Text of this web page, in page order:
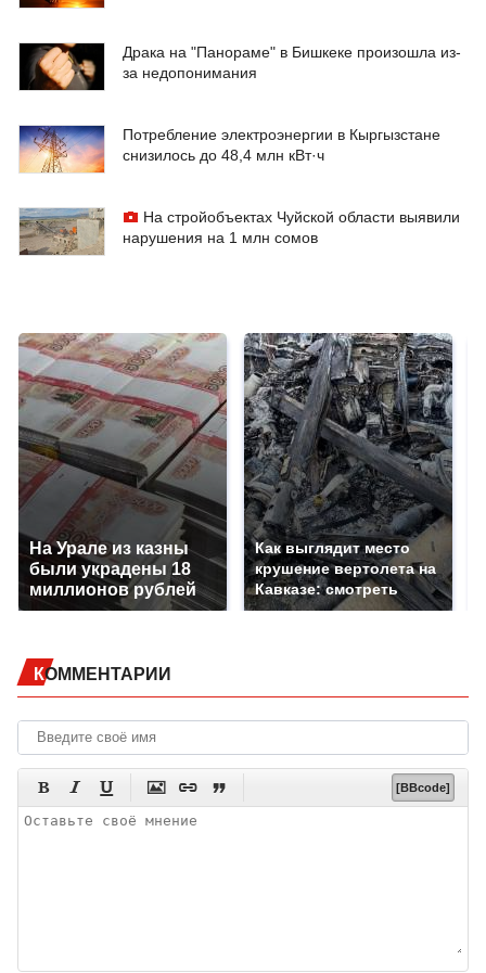
Драка на "Панораме" в Бишкеке произошла из-
за недопонимания
Потребление электроэнергии в Кыргызстане
снизилось до 48,4 млн кВт·ч
На стройобъектах Чуйской области выявили
нарушения на 1 млн сомов
На Урале из казны
были украдены 18
миллионов рублей
Как выглядит место
крушение вертолета на
Кавказе: смотреть
КОММЕНТАРИИ
      [BBcode]